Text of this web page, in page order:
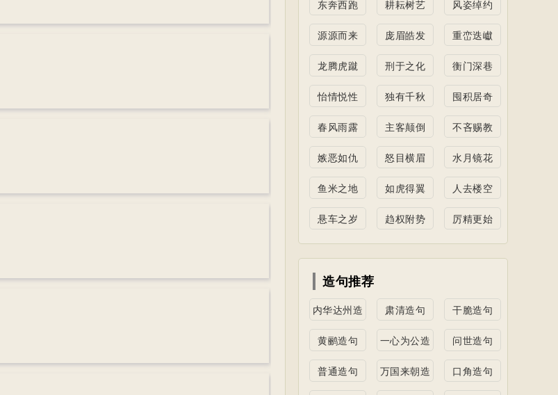
东奔西跑 耕耘树艺 风姿绰约
源源而来 庞眉皓发 重峦迭巘
龙腾虎蹴 刑于之化 衡门深巷
怡情悦性 独有千秋 囤积居奇
春风雨露 主客颠倒 不吝赐教
嫉恶如仇 怒目横眉 水月镜花
鱼米之地 如虎得翼 人去楼空
悬车之岁 趋权附势 厉精更始
造句推荐
内华达州造
肃清造句 干脆造句
黄鹂造句
一心为公造
问世造句
普通造句
万国来朝造
口角造句